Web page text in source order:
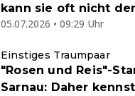
kann sie oft nicht
05.07.2026 • 09:29 Uhr
Einstiges Traumpaar
"Rosen und Reis"-
Sarnau: Daher